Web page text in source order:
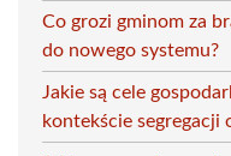
Co grozi gminom za
do nowego systemu?
Jakie są cele
kontekście segregacji